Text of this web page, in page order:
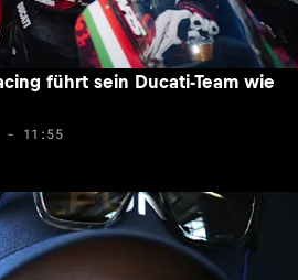
führt sein Ducati-Team wie
- 11:55